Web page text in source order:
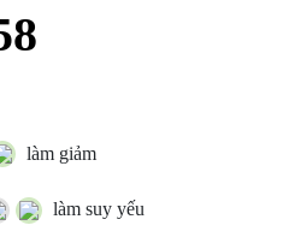
làm giảm
làm suy yếu